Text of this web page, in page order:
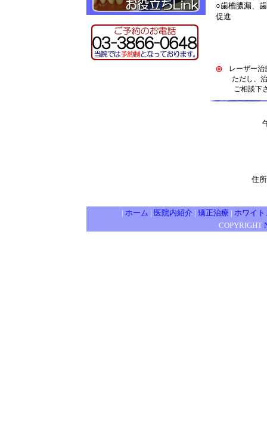
○歯槽膿漏、
促進
◎レーザー治
ただし、治
ご相談下さ
住
| ホーム | 医院内紹介 | 矯正治療 | ホワイト
COPYRIGHT